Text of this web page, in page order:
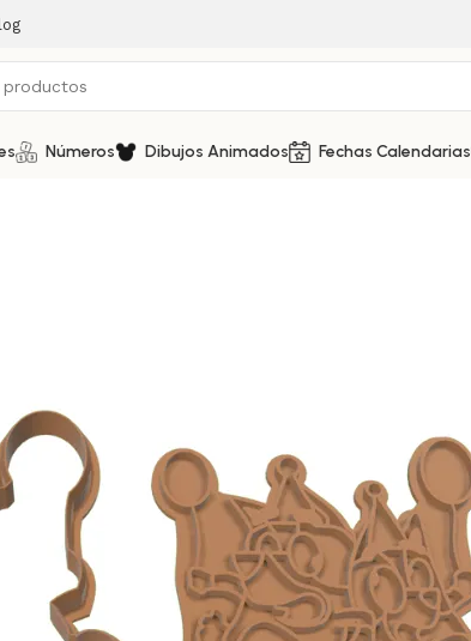
Números Dibujos Animados Fechas Calendarias
y Marcador de Galletas – Bluey (Bluey y Bingo)